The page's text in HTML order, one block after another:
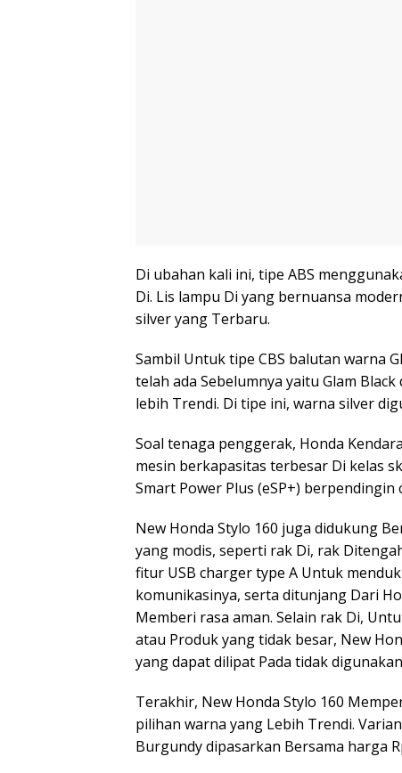
Di ubahan kali ini, tipe ABS
Di. Lis lampu Di yang bernuansa
silver yang Terbaru.
Sambil Untuk tipe CBS balutan warna
telah ada Sebelumnya yaitu Glam
lebih Trendi. Di tipe ini, warna silver
Soal tenaga penggerak, Honda
mesin berkapasitas terbesar Di kelas
Smart Power Plus (eSP+) berpendingin
New Honda Stylo 160 juga didukung
yang modis, seperti rak Di, rak
fitur USB charger type A Untuk
komunikasinya, serta ditunjang Dari
Memberi rasa aman. Selain rak Di,
atau Produk yang tidak besar, New
yang dapat dilipat Pada tidak
Terakhir, New Honda Stylo 160
pilihan warna yang Lebih Trendi.
Burgundy dipasarkan Bersama harga